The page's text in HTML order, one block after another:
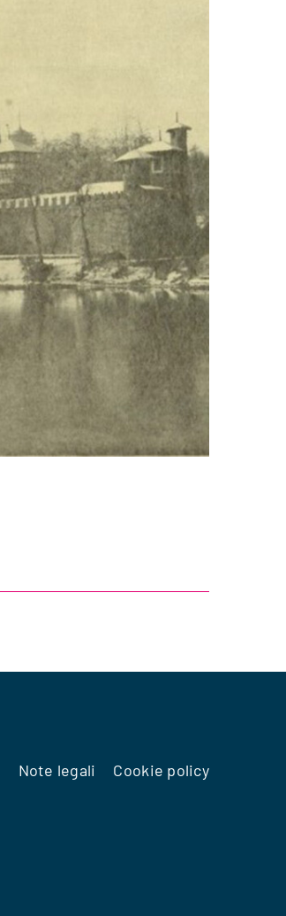
Note legali Cookie policy